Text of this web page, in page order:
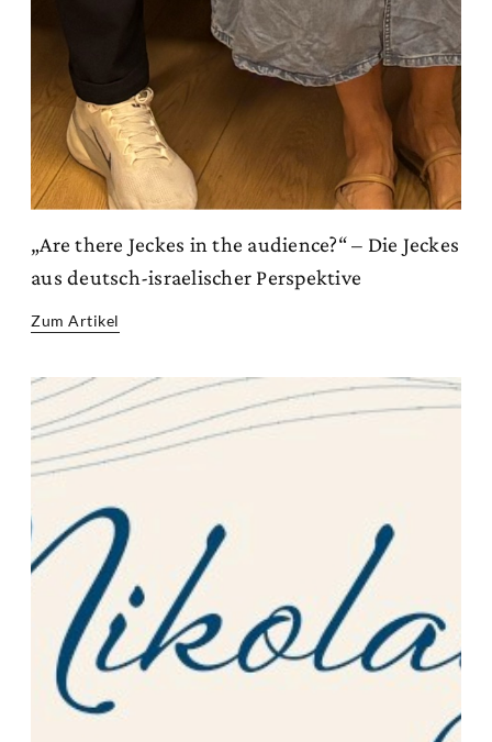
„Are there Jeckes in the audience?“ – Die Jeckes
aus deutsch-israelischer Perspektive
Zum Artikel